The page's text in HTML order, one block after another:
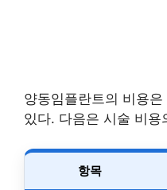
양동임플란트의 비용
있다. 다음은 시술 비용
항목